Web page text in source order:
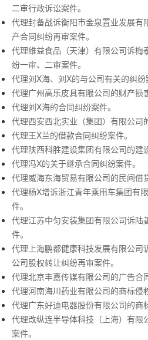
二审行政诉讼案件。
代理封备战诉衡阳市金泉置业发展有
产合同纠纷再审案件。
代理维益食品（天津）有限公司诉梅
纷一审、二审案件。
代理刘X海、刘X的与公司有关的纠纷
代理广州高乐皮具有限公司的财产损
代理刘X海的合同纠纷案件。
代理西安西北实业（集团）有限公司
代理王X兰的借款合同纠纷案件。
代理陕西科胜建设集团有限公司的建
代理冯X的关于继承合同纠纷案件。
代理威海东海贸易有限公司的民间借
代理杨X增诉浙江青年乘用车集团有
件。
代理江苏中匀安装集团有限公司诉陆
件。
代理上海鹏都健康科技发展有限公司
公司股权转让纠纷再审案件。
代理北京丰嘉传媒有限公司的广告合
代理河南海川药业有限公司的商标侵
代理广东好迪电器股份有限公司的商
代理改纵连半导体科技（上海）有限
案件。